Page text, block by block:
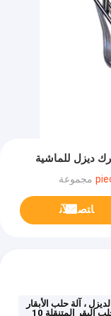
ﺎﺘﺼﻟ ﺍﻶﻧ
، آلة حلب الأبقار
10 أبقار / ساعة ، آلة حلب البقر المتنقلة 10